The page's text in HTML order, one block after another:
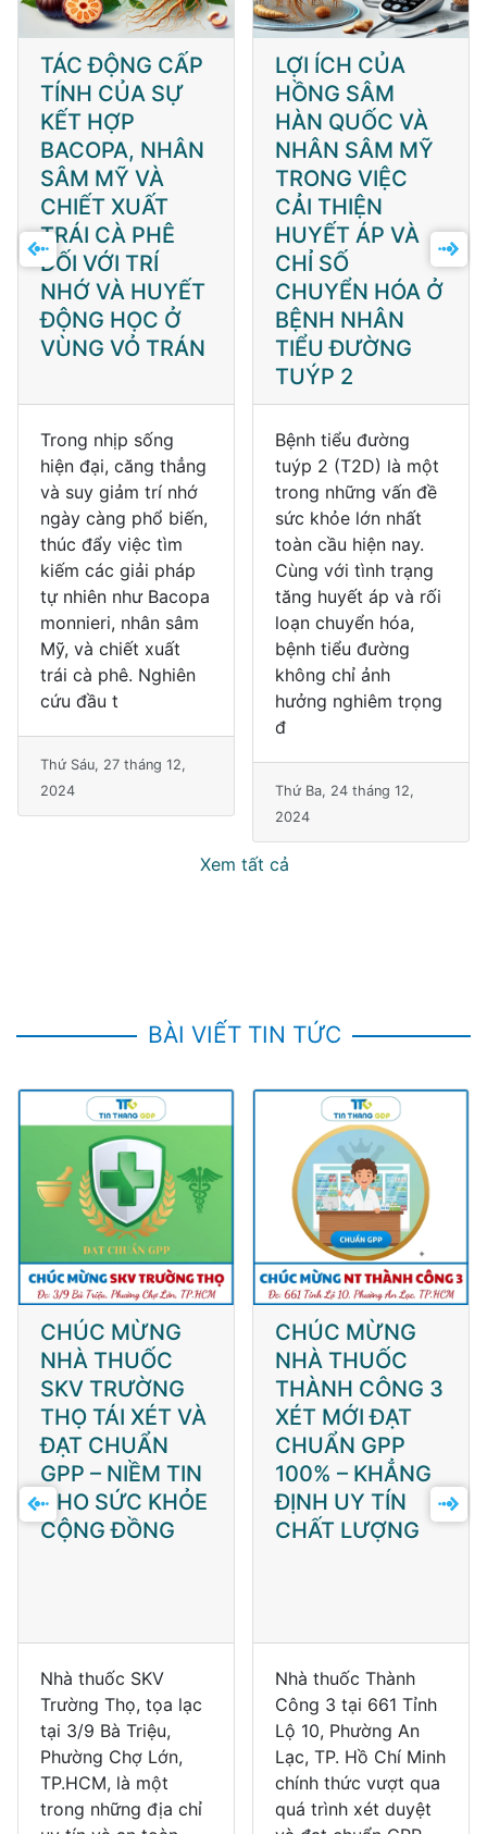
TÁC ĐỘNG CẤP
TÍNH CỦA SỰ
KẾT HỢP
BACOPA, NHÂN
SÂM MỸ VÀ
CHIẾT XUẤT
TRÁI CÀ PHÊ
ĐỐI VỚI TRÍ
NHỚ VÀ HUYẾT
ĐỘNG HỌC Ở
VÙNG VỎ TRÁN
Trong nhịp sống
hiện đại, căng thẳng
và suy giảm trí nhớ
ngày càng phổ biến,
thúc đẩy việc tìm
kiếm các giải pháp
tự nhiên như Bacopa
monnieri, nhân sâm
Mỹ, và chiết xuất
trái cà phê. Nghiên
cứu đầu t
Thứ Sáu, 27 tháng 12,
2024
LỢI ÍCH CỦA
HỒNG SÂM
HÀN QUỐC VÀ
NHÂN SÂM MỸ
TRONG VIỆC
CẢI THIỆN
HUYẾT ÁP VÀ
CHỈ SỐ
CHUYỂN HÓA Ở
BỆNH NHÂN
TIỂU ĐƯỜNG
TUÝP 2
Bệnh tiểu đường
tuýp 2 (T2D) là một
trong những vấn đề
sức khỏe lớn nhất
toàn cầu hiện nay.
Cùng với tình trạng
tăng huyết áp và rối
loạn chuyển hóa,
bệnh tiểu đường
không chỉ ảnh
hưởng nghiêm trọng
đ
Thứ Ba, 24 tháng 12,
2024
Xem tất cả
BÀI VIẾT TIN TỨC
CHÚC MỪNG
NHÀ THUỐC
SKV TRƯỜNG
THỌ TÁI XÉT VÀ
ĐẠT CHUẨN
GPP – NIỀM TIN
CHO SỨC KHỎE
CỘNG ĐỒNG
Nhà thuốc SKV
Trường Thọ, tọa lạc
tại 3/9 Bà Triệu,
Phường Chợ Lớn,
TP.HCM, là một
trong những địa chỉ
CHÚC MỪNG
NHÀ THUỐC
THÀNH CÔNG 3
XÉT MỚI ĐẠT
CHUẨN GPP
100% – KHẲNG
ĐỊNH UY TÍN
CHẤT LƯỢNG
Nhà thuốc Thành
Công 3 tại 661 Tỉnh
Lộ 10, Phường An
Lạc, TP. Hồ Chí Minh
chính thức vượt qua
quá trình xét duyệt